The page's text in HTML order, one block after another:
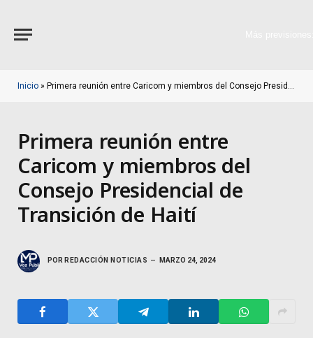
Inicio » Primera reunión entre Caricom y miembros del Consejo Presidencial de Transición de Haití
Primera reunión entre
Caricom y miembros del
Consejo Presidencial de
Transición de Haití
POR REDACCIÓN NOTICIAS MARZO 24, 2024